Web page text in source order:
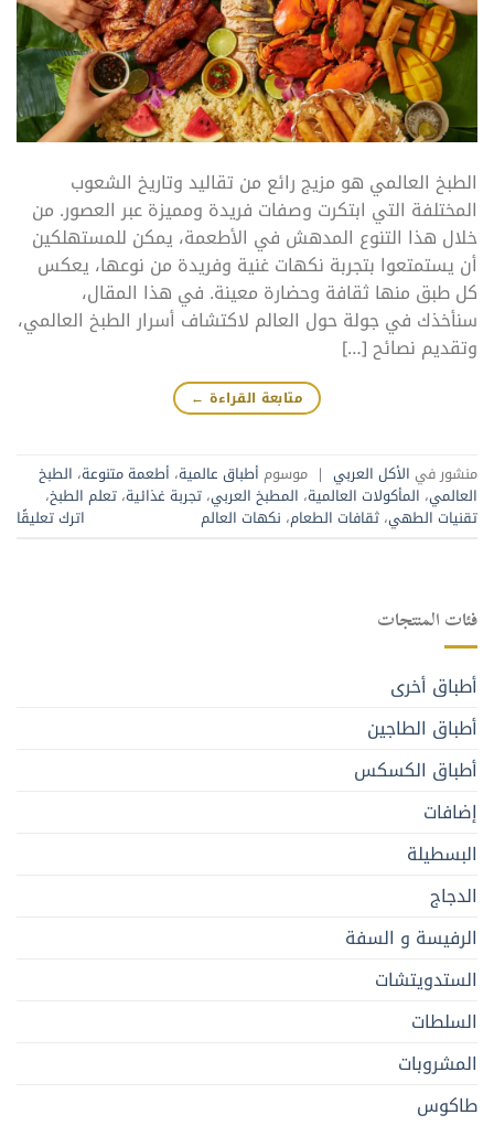
الطبخ العالمي هو مزيج رائع من تقاليد وتاريخ الشعوب
المختلفة التي ابتكرت وصفات فريدة ومميزة عبر العصور. من
خلال هذا التنوع المدهش في الأطعمة، يمكن للمستهلكين
أن يستمتعوا بتجربة نكهات غنية وفريدة من نوعها، يعكس
كل طبق منها ثقافة وحضارة معينة. في هذا المقال،
سنأخذك في جولة حول العالم لاكتشاف أسرار الطبخ العالمي،
وتقديم نصائح […]
متابعة القراءة ←
منشور في الأكل العربي | موسوم أطباق عالمية، أطعمة متنوعة، الطبخ
العالمي، المأكولات العالمية، المطبخ العربي، تجربة غذائية، تعلم الطبخ،
تقنيات الطهي، ثقافات الطعام، نكهات العالم اترك تعليقًا
فئات المنتجات
أطباق أخرى
أطباق الطاجين
أطباق الكسكس
إضافات
البسطيلة
الدجاج
الرفيسة و السفة
الستدويتشات
السلطات
المشروبات
طاكوس